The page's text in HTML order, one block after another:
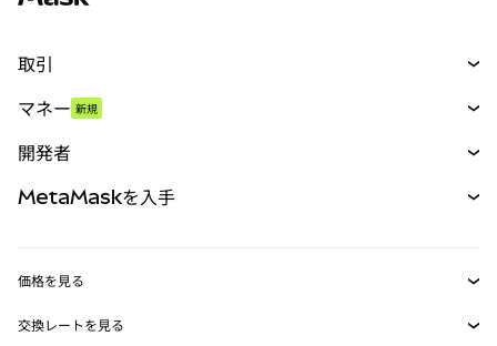
取引
パーペチュアル
RWA
マネー 新規
開発者
MetaMask Connect
MetaMaskを入手
価格を見る
イーサリアムの価格
交換レートを見る